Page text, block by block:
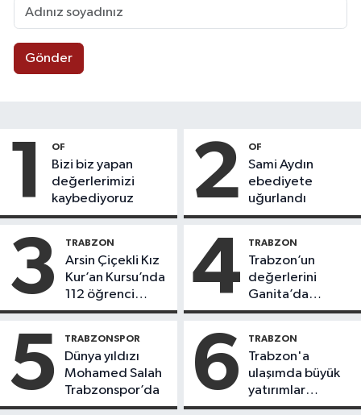
Gönder
1 OF
Bizi biz yapan
değerlerimizi
kaybediyoruz
2 OF
Sami Aydın
ebediyete
uğurlandı
3 TRABZON
Arsin Çiçekli Kız
Kur’an Kursu’nda
112 öğrenci
icazet aldı
4 TRABZON
Trabzon’un
değerlerini
Ganita’da
yaşatıyoruz
5 TRABZONSPOR
Dünya yıldızı
Mohamed Salah
Trabzonspor’da
6 TRABZON
Trabzon'a
ulaşımda büyük
yatırımlar
yapılıyor